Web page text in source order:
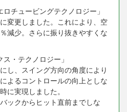
ロチュービングテクノロジー」
変更しました。これにより、空
減少。さらに振り抜きやすくな
ス・テクノロジー」
し、スイング方向の角度により
よるコントロールの向上としな
に実現しました。
ックからヒット直前までしな